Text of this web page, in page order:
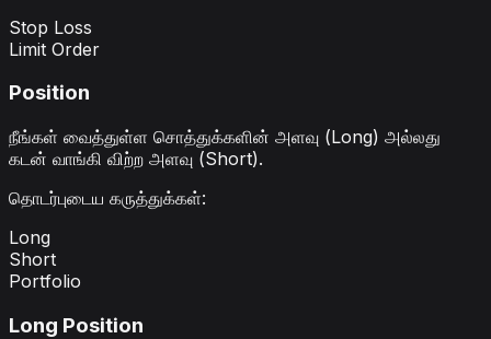
Stop Loss
Limit Order
Position
நீங்கள் வைத்துள்ள சொத்துக்களின் அளவு (Long) அல்லது
கடன் வாங்கி விற்ற அளவு (Short).
தொடர்புடைய கருத்துக்கள்:
Long
Short
Portfolio
Long Position